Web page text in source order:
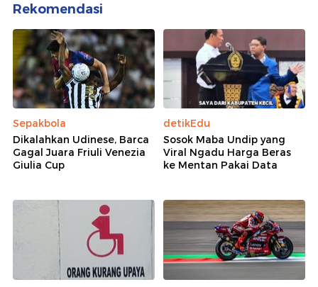
Rekomendasi
Sepakbola
Dikalahkan Udinese, Barca
Gagal Juara Friuli Venezia
Giulia Cup
detikEdu
Sosok Maba Undip yang
Viral Ngadu Harga Beras
ke Mentan Pakai Data